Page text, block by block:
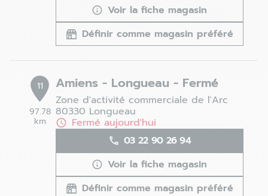
Voir la fiche magasin
Définir comme magasin préféré
11
97.78
km
Amiens - Longueau - Fermé
Zone d'activité commerciale de l'Arc
80330 Longueau
Fermé aujourd'hui
03 22 90 26 94
Voir la fiche magasin
Définir comme magasin préféré